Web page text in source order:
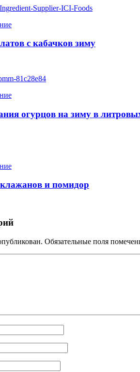
с кабачков зиму
огурцов на зиму в
и помидор
Обязательные поля